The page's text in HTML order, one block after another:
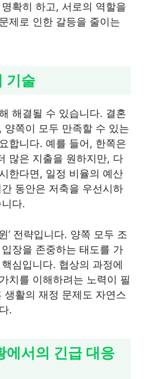
확히 하고, 서로의 역할을
제로 인한 갈등을 줄이는
기술
해결될 수 있습니다. 결혼
양쪽이 모두 만족할 수 있는
합니다. 예를 들어, 한쪽은
많은 지출을 원하지만, 다
한다면, 일정 비율의 예산
동안은 저축을 우선시하
다.
’ 전략입니다. 양쪽 모두 조
장을 존중하는 태도를 가
심입니다. 협상의 과정에
치를 이해하려는 노력이 필
생활의 재정 문제도 자연스
.
에서의 긴급 대응